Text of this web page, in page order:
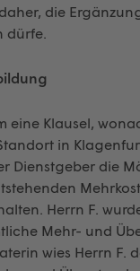
die
dürfe.
eine Klausel,
in
Dienstgeber die
Herrn F.
Mehr- und
wies Herrn